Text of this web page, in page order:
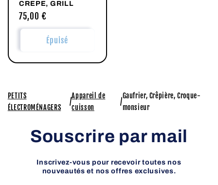
CREPE, GRILL
Prix
habituel
75,00 €
Épuisé
PETITS
ÉLECTROMÉNAGERS
/
Appareil de
cuisson
/
Gaufrier, Crêpière, Croque-
monsieur
Souscrire par mail
Inscrivez-vous pour recevoir toutes nos
nouveautés et nos offres exclusives.